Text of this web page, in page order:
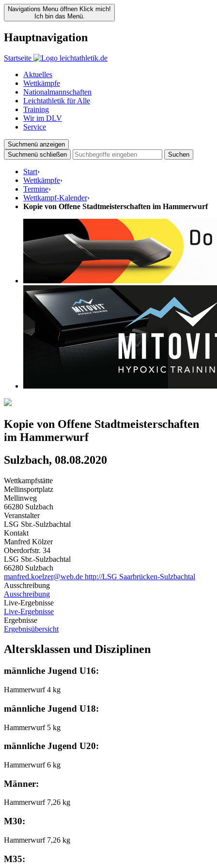
Navigations Menu öffnen Klick mich!
Ich bin das Menü.
Hauptnavigation
Startseite
Aktuelles
Wettkämpfe
Nationalmannschaften
Leichtathletik für Alle
Training
Wir im DLV
Service
Suchmenü anzeigen
Suchmenü schließen
Suchen
Start›
Wettkämpfe›
Termine›
Wettkampf-Kalender›
Kopie von Offene Stadtmeisterschaften im Hammerwurf
Kopie von Offene Stadtmeisterschaften
im Hammerwurf
Sulzbach, 08.08.2020
Wettkampfstätte
Mellinsportplatz
Mellinweg
66280 Sulzbach
Veranstalter
LSG Sbr.-Sulzbachtal
Kontakt
Manfred Kölzer
Oberdorfstr. 34
LSG Sbr.-Sulzbachtal
66280 Sulzbach
manfred.koelzer@web.de http://LSG Saarbrücken-Sulzbachtal
Ausschreibung
Ausschreibung
Live-Ergebnisse
Live-Ergebnisse
Ergebnisse
Ergebnisübersicht
Altersklassen und Disziplinen
männliche Jugend U16:
Hammerwurf 4 kg
männliche Jugend U18:
Hammerwurf 5 kg
männliche Jugend U20:
Hammerwurf 6 kg
Männer:
Hammerwurf 7,26 kg
M30:
Hammerwurf 7,26 kg
M35: